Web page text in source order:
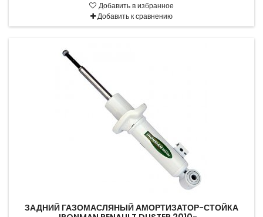
Добавить в избранное
Добавить к сравнению
ЗАДНИЙ ГАЗОМАСЛЯНЫЙ АМОРТИЗАТОР-СТОЙКА